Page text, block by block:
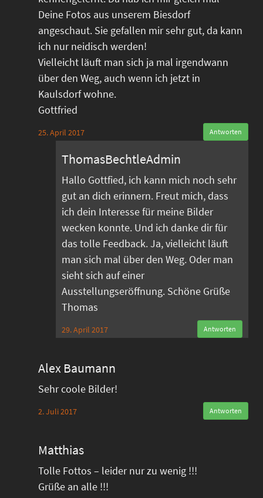
Deine Fotos aus unserem Biesdorf
angeschaut. Sie gefallen mir sehr gut, da kann
ich nur neidisch werden!
Vielleicht läuft man sich ja mal irgendwann
über den Weg, auch wenn ich jetzt in
Kaulsdorf wohne.
Gottfried
25. April 2017 Antworten
ThomasBechtleAdmin
Hallo Gottfied, ich kann mich noch sehr
gut an dich erinnern. Freut mich, dass
ich dein Interesse für meine Bilder
wecken konnte. Und ich danke dir für
das tolle Feedback. Ja, vielleicht läuft
man sich mal über den Weg. Oder man
sieht sich auf einer
Ausstellungseröffnung. Schöne Grüße
Thomas
29. April 2017 Antworten
Alex Baumann
Sehr coole Bilder!
2. Juli 2017 Antworten
Matthias
Tolle Fottos – leider nur zu wenig !!!
Grüße an alle !!!